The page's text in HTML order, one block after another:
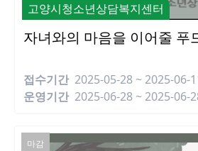
고양시청소년상담복지센터
자녀와의 마음을 이어줄 푸
접수기간 2025-05-28 ~ 2025-06-
운영기간 2025-06-28 ~ 2025-06-
마감